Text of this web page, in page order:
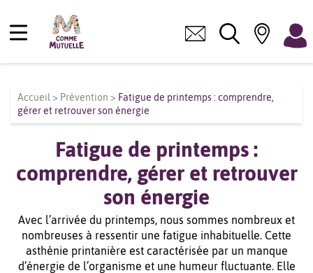
Accueil > Prévention > Fatigue de printemps : comprendre,
gérer et retrouver son énergie
Fatigue de printemps :
comprendre, gérer et retrouver
son énergie
Avec l’arrivée du printemps, nous sommes nombreux et
nombreuses à ressentir une fatigue inhabituelle. Cette
asthénie printanière est caractérisée par un manque
d’énergie de l’organisme et une humeur fluctuante. Elle